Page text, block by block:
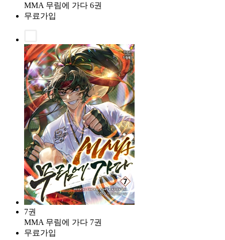
MMA 무림에 가다 6권
무료가입
7권
MMA 무림에 가다 7권
무료가입